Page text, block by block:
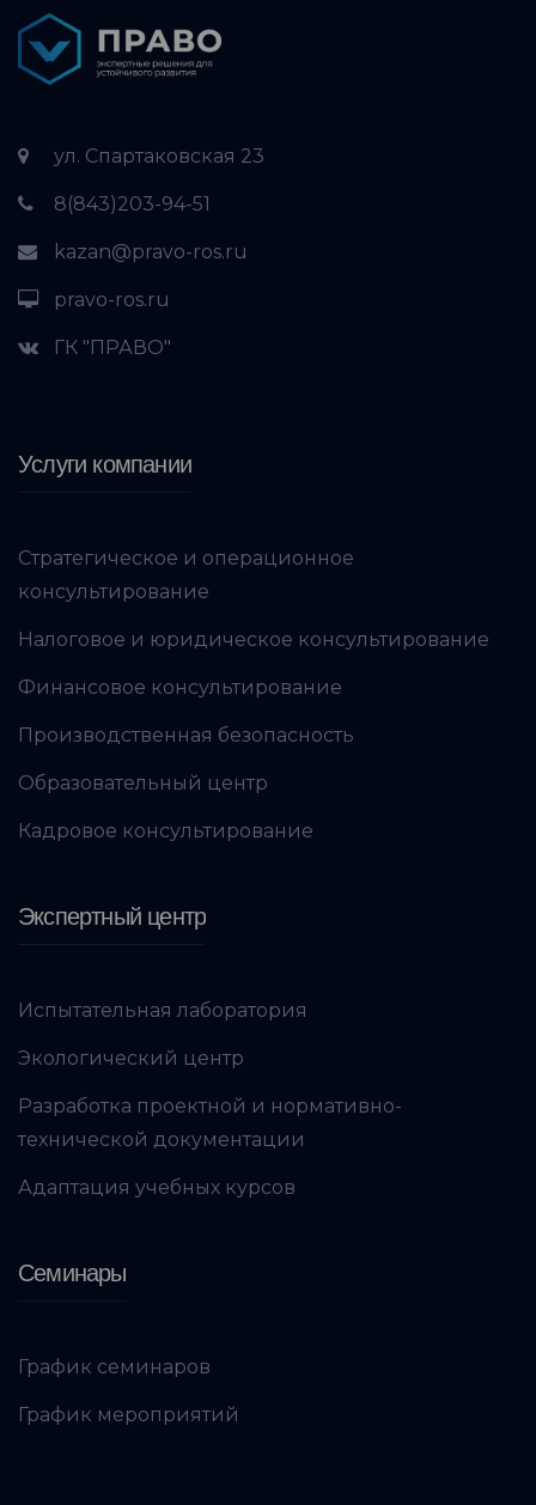
ул. Спартаковская 23
8(843)203-94-51
kazan@pravo-ros.ru
pravo-ros.ru
ГК "ПРАВО"
Услуги компании
Стратегическое и операционное
консультирование
Налоговое и юридическое консультирование
Финансовое консультирование
Производственная безопасность
Образовательный центр
Кадровое консультирование
Экспертный центр
Испытательная лаборатория
Экологический центр
Разработка проектной и нормативно-
технической документации
Адаптация учебных курсов
Семинары
График семинаров
График мероприятий